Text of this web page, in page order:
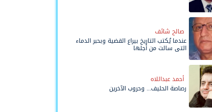
صالح شائف
عندما يُكتب التاريخ بيراع القضية وبحبر الدماء
التي سالت من أجلها
أحمد عبداللاه
رصاصة الحليف... وحروب الآخرين